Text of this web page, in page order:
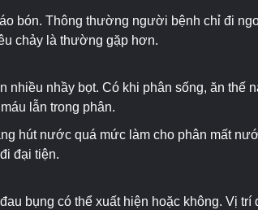
bón. Thông thường người bệnh chỉ đi
chảy là thường gặp hơn.
nhiều nhầy bọt. Có khi phân sống, ăn thế
lẫn trong phân.
hút nước quá mức làm cho phân mất
đại tiện.
bụng có thể xuất hiện hoặc không. Vị trí